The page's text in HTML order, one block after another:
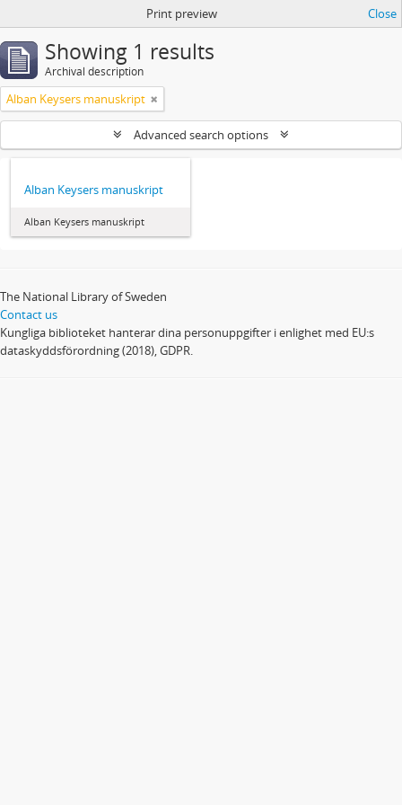
Print preview Close
Showing 1 results
Archival description
Alban Keysers manuskript
Advanced search options
Alban Keysers manuskript
Alban Keysers manuskript
The National Library of Sweden
Contact us
Kungliga biblioteket hanterar dina personuppgifter i enlighet med EU:s
dataskyddsförordning (2018), GDPR.